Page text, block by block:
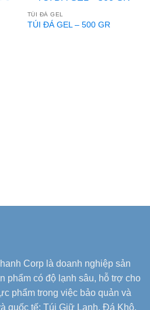
TÚI ĐÁ GEL
TÚI ĐÁ GEL – 500 GR
Corp là doanh nghiệp sản
phẩm có độ lạnh sâu, hỗ trợ cho
phẩm trong việc bảo quản và
quốc tế: Túi Giữ Lạnh, Đá Khô,